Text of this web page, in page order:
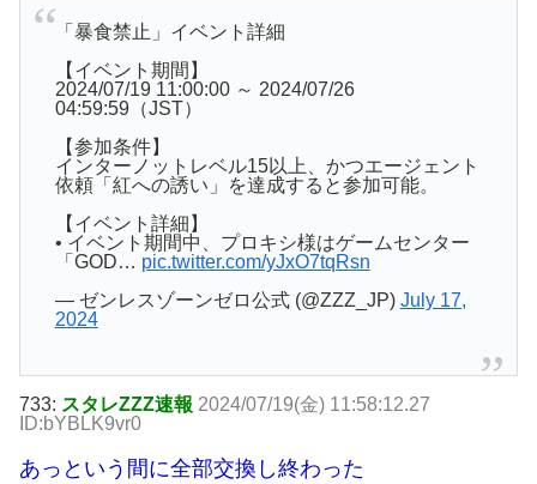
「暴食禁止」イベント詳細
【イベント期間】
2024/07/19 11:00:00 ～ 2024/07/26
04:59:59（JST）
【参加条件】
インターノットレベル15以上、かつエージェント
依頼「紅への誘い」を達成すると参加可能。
【イベント詳細】
• イベント期間中、プロキシ様はゲームセンター
「GOD… pic.twitter.com/yJxO7tqRsn
— ゼンレスゾーンゼロ公式 (@ZZZ_JP) July 17,
2024
733: スタレZZZ速報 2024/07/19(金) 11:58:12.27
ID:bYBLK9vr0
あっという間に全部交換し終わった